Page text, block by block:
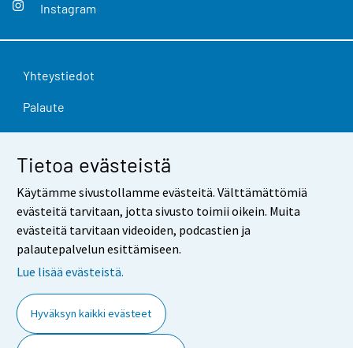
Tietoa evästeistä
Käytämme sivustollamme evästeitä. Välttämättömiä
evästeitä tarvitaan, jotta sivusto toimii oikein. Muita
evästeitä tarvitaan videoiden, podcastien ja
palautepalvelun esittämiseen.
Lue lisää evästeistä.
Hyväksyn kaikki evästeet
Instagram
Yhteystiedot
Palaute
Käyttöehdot
Tietosuoja
Saavutettavuus
Tietoa sivustosta
Evästeasetukset